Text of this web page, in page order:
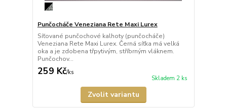
Punčocháče Veneziana Rete Maxi Lurex
Síťované punčochové kalhoty (punčocháče)
Veneziana Rete Maxi Lurex. Černá síťka má velká
oka a je zdobena třpytivým, stříbrným vláknem.
Punčochov...
259 Kč/ks
Skladem 2 ks
Zvolit variantu